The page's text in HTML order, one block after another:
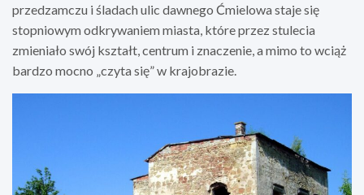
przedzamczu i śladach ulic dawnego Ćmielowa staje się
stopniowym odkrywaniem miasta, które przez stulecia
zmieniało swój kształt, centrum i znaczenie, a mimo to wciąż
bardzo mocno „czyta się” w krajobrazie.